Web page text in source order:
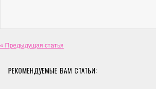
« Предыдущая статья
РЕКОМЕНДУЕМЫЕ ВАМ СТАТЬИ: